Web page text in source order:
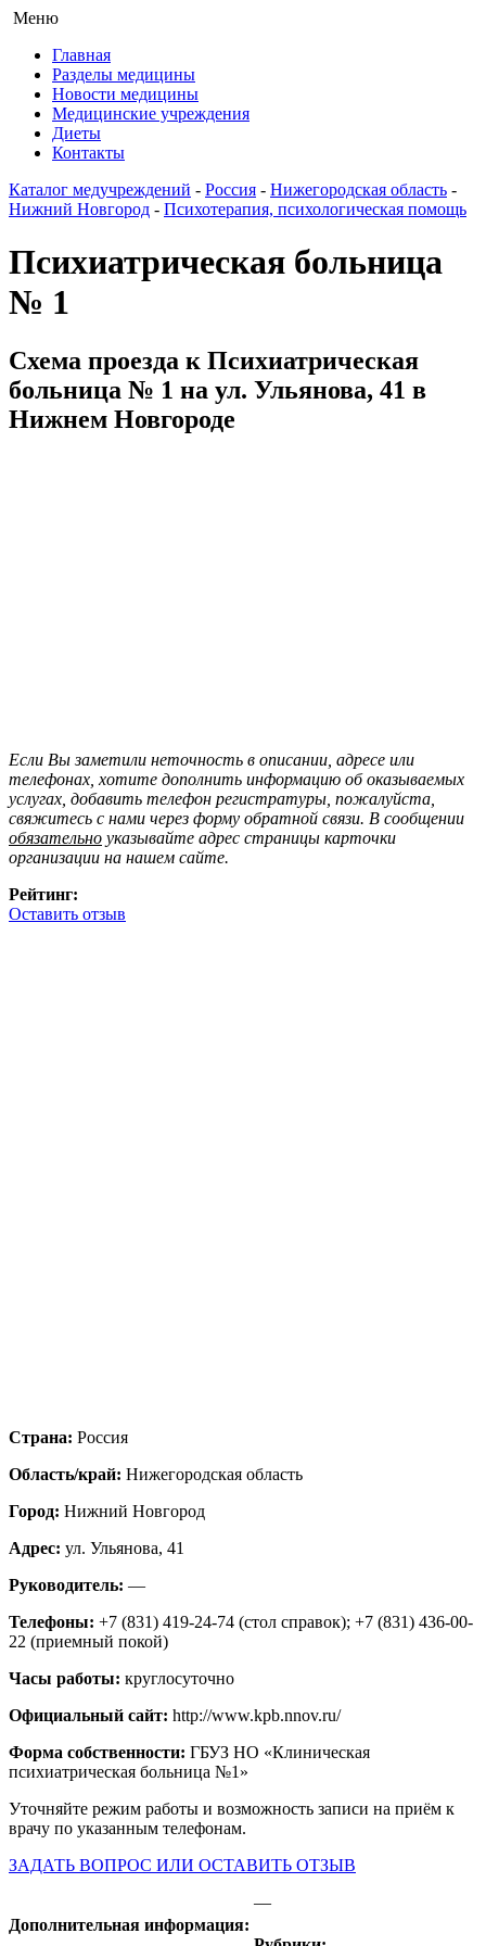
Меню
Главная
Разделы медицины
Новости медицины
Медицинские учреждения
Диеты
Контакты
Каталог медучреждений - Россия - Нижегородская область -
Нижний Новгород - Психотерапия, психологическая помощь
Психиатрическая больница
№ 1
Схема проезда к Психиатрическая
больница № 1 на ул. Ульянова, 41 в
Нижнем Новгороде
Если Вы заметили неточность в описании, адресе или
телефонах, хотите дополнить информацию об оказываемых
услугах, добавить телефон регистратуры, пожалуйста,
свяжитесь с нами через форму обратной связи. В сообщении
обязательно указывайте адрес страницы карточки
организации на нашем сайте.
Рейтинг:
Оставить отзыв
Страна: Россия
Область/край: Нижегородская область
Город: Нижний Новгород
Адрес: ул. Ульянова, 41
Руководитель: —
Телефоны: +7 (831) 419-24-74 (стол справок); +7 (831) 436-00-
22 (приемный покой)
Часы работы: круглосуточно
Официальный сайт: http://www.kpb.nnov.ru/
Форма собственности: ГБУЗ НО «Клиническая
психиатрическая больница №1»
Уточняйте режим работы и возможность записи на приём к
врачу по указанным телефонам.
ЗАДАТЬ ВОПРОС ИЛИ ОСТАВИТЬ ОТЗЫВ
Дополнительная информация:
—